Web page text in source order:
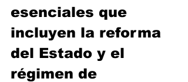
esenciales que
incluyen la reforma
del Estado y el
régimen de